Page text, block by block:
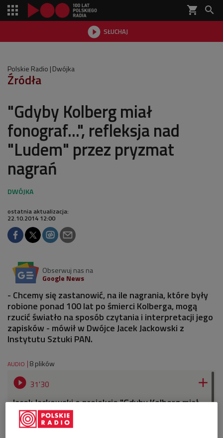
shopping_cart 
 SŁUCHAJ

Polskie Radio Dwójka
Źródła
"Gdyby Kolberg miał
fonograf...", refleksja nad
"Ludem" przez pryzmat
nagrań
ostatnia aktualizacja:
22.10.2014 12:00
Obserwuj nas na
Google News
- Chcemy się zastanowić, na ile nagrania, które były
robione ponad 100 lat po śmierci Kolberga, mogą
rzucić światło na sposób czytania i interpretacji jego
zapisków - mówił w Dwójce Jacek Jackowski z
Instytutu Sztuki PAN.
AUDIO 8 plików
 31'30 
Jacek Jackowski o projekcie "Gdyby Kolberg miał
fonograf..." (Dwójka/Źródła)